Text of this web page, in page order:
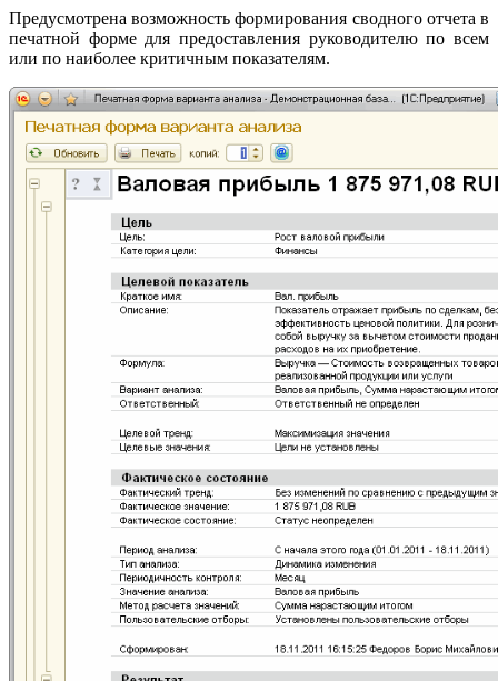
Предусмотрена возможность формирования сводного отчета в
печатной форме для предоставления руководителю по всем
или по наиболее критичным показателям.